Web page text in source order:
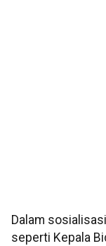
Dalam
seperti Kepala